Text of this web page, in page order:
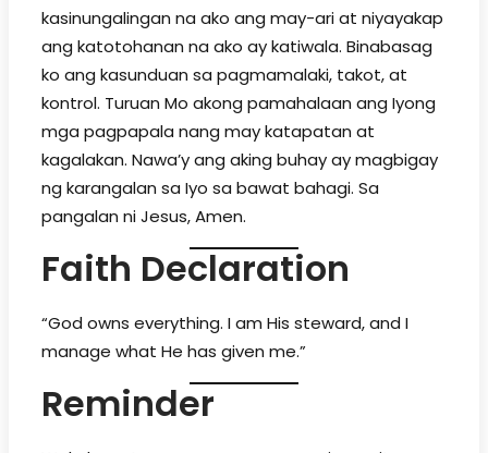
kasinungalingan na ako ang may-ari at niyayakap
ang katotohanan na ako ay katiwala. Binabasag
ko ang kasunduan sa pagmamalaki, takot, at
kontrol. Turuan Mo akong pamahalaan ang Iyong
mga pagpapala nang may katapatan at
kagalakan. Nawa’y ang aking buhay ay magbigay
ng karangalan sa Iyo sa bawat bahagi. Sa
pangalan ni Jesus, Amen.
Faith Declaration
“God owns everything. I am His steward, and I
manage what He has given me.”
Reminder